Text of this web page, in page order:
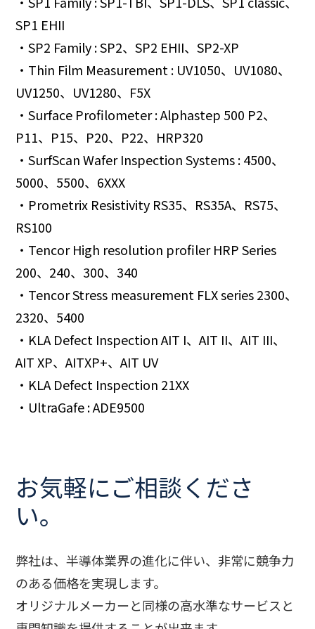
SP1 EHII
・SP2 Family : SP2、SP2 EHII、SP2-XP
・Thin Film Measurement : UV1050、UV1080、
UV1250、UV1280、F5X
・Surface Profilometer : Alphastep 500 P2、
P11、P15、P20、P22、HRP320
・SurfScan Wafer Inspection Systems : 4500、
5000、5500、6XXX
・Prometrix Resistivity RS35、RS35A、RS75、
RS100
・Tencor High resolution profiler HRP Series
200、240、300、340
・Tencor Stress measurement FLX series 2300、
2320、5400
・KLA Defect Inspection AIT I、AIT II、AIT III、
AIT XP、AITXP+、AIT UV
・KLA Defect Inspection 21XX
・UltraGafe : ADE9500
お気軽にご相談くださ
い。
弊社は、半導体業界の進化に伴い、非常に競争力
のある価格を実現します。
オリジナルメーカーと同様の高水準なサービスと